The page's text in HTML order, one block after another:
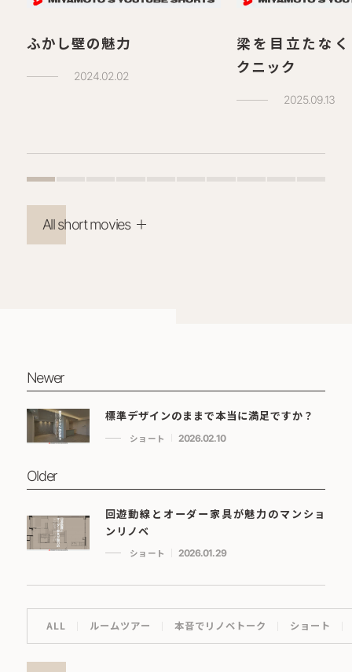
ふかし壁の魅力
2024.02.02
梁を目立たな
クニック
2025.09.13
All short movies
Newer
標準デザインのままで本当に満足ですか？
ショート 2026.02.10
Older
回遊動線とオーダー家具が魅力のマンショ
ンリノベ
ショート 2026.01.29
ALL ルームツアー 本音でリノベトーク ショート